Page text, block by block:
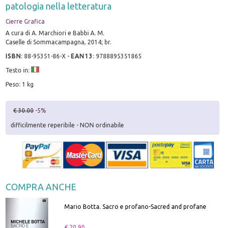
patologia nella letteratura
Cierre Grafica
A cura di A. Marchiori e Babbi A. M.
Caselle di Sommacampagna, 2014; br.
ISBN:88-95351-86-X - EAN13 :9788895351865
Testo in:
Peso: 1 kg
€ 30.00 -5%
difficilmente reperibile - NON ordinabile
COMPRA ANCHE
Mario Botta. Sacro e profano-Sacred and profane